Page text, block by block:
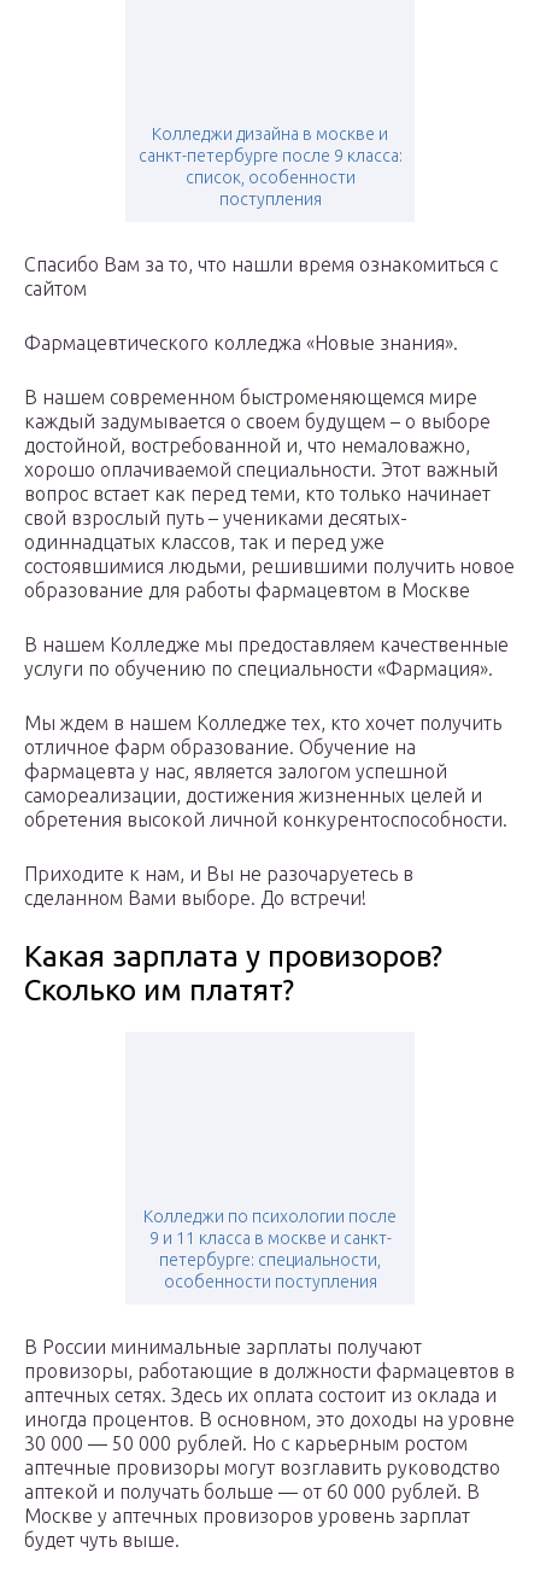
Колледжи дизайна в москве и
санкт-петербурге после 9 класса:
список, особенности
поступления
Спасибо Вам за то, что нашли время ознакомиться с
сайтом
Фармацевтического колледжа «Новые знания».
В нашем современном быстроменяющемся мире
каждый задумывается о своем будущем – о выборе
достойной, востребованной и, что немаловажно,
хорошо оплачиваемой специальности. Этот важный
вопрос встает как перед теми, кто только начинает
свой взрослый путь – учениками десятых-
одиннадцатых классов, так и перед уже
состоявшимися людьми, решившими получить новое
образование для работы фармацевтом в Москве
В нашем Колледже мы предоставляем качественные
услуги по обучению по специальности «Фармация».
Мы ждем в нашем Колледже тех, кто хочет получить
отличное фарм образование. Обучение на
фармацевта у нас, является залогом успешной
самореализации, достижения жизненных целей и
обретения высокой личной конкурентоспособности.
Приходите к нам, и Вы не разочаруетесь в
сделанном Вами выборе. До встречи!
Какая зарплата у провизоров?
Сколько им платят?
Колледжи по психологии после
9 и 11 класса в москве и санкт-
петербурге: специальности,
особенности поступления
В России минимальные зарплаты получают
провизоры, работающие в должности фармацевтов в
аптечных сетях. Здесь их оплата состоит из оклада и
иногда процентов. В основном, это доходы на уровне
30 000 — 50 000 рублей. Но с карьерным ростом
аптечные провизоры могут возглавить руководство
аптекой и получать больше — от 60 000 рублей. В
Москве у аптечных провизоров уровень зарплат
будет чуть выше.